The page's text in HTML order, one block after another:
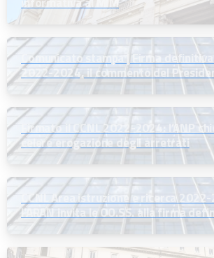
Comunicato stampa | Firma definitiva CCNL
2022-2024, il commento del
Firmato il CCNL 2022-2024: l’ANP
celere erogazione degli arretrati
CCNL Area istruzione e ricerca
l’ARAN invita le OO.SS. alla firma